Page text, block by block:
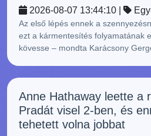
2026-08-07 13:44:10 |
Az első lépés ennek a
ezt a kármentesítés folyamatának
kövesse – mondta Karácsony
Anne Hathaway leette a
Pradát visel 2-ben, és
tehetett volna jobbat